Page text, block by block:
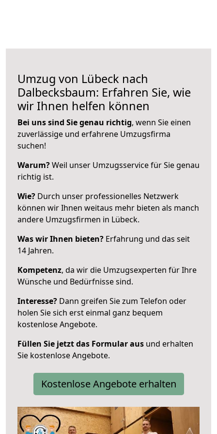
Umzug von Lübeck nach
Dalbecksbaum: Erfahren Sie, wie
wir Ihnen helfen können
Bei uns sind Sie genau richtig, wenn Sie einen
zuverlässige und erfahrene Umzugsfirma
suchen!
Warum?Weil unser Umzugsservice für Sie genau
richtig ist.
Wie? Durch unser professionelles Netzwerk
können wir Ihnen weitaus mehr bieten als manch
andere Umzugsfirmen in Lübeck.
Was wir Ihnen bieten? Erfahrung und das seit
14 Jahren.
Kompetenz, da wir die Umzugsexperten für Ihre
Wünsche und Bedürfnisse sind.
Interesse? Dann greifen Sie zum Telefon oder
holen Sie sich erst einmal ganz bequem
kostenlose Angebote.
Füllen Sie jetzt das Formular aus und erhalten
Sie kostenlose Angebote.
Kostenlose Angebote erhalten